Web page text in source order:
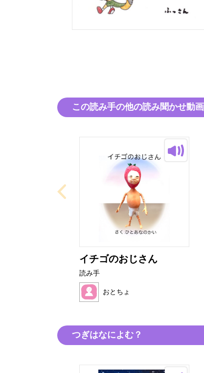
この読み手の他の読み聞かせ動画
イチゴのおじさん
読み手
おとちょ
つぎはなによむ？